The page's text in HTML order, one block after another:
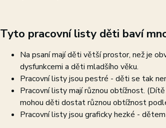
Tyto pracovní listy děti baví
Na psaní mají děti větší prostor, než je
dysfunkcemi a děti mladšího věku.
Pracovní listy jsou pestré - děti se tak
Pracovní listy mají různou obtížnost.
mohou děti dostat různou obtížnost
Pracovní listy jsou graficky hezké -